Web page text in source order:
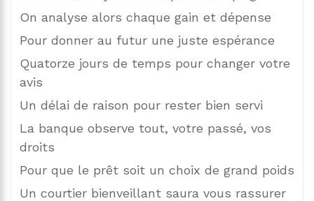
On analyse alors chaque gain et dépense
Pour donner au futur une juste espérance
Quatorze jours de temps pour changer votre
avis
Un délai de raison pour rester bien servi
La banque observe tout, votre passé, vos
droits
Pour que le prêt soit un choix de grand poids
Un courtier bienveillant saura vous rassurer